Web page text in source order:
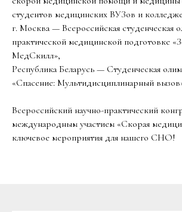
студентов медицинских ВУЗов и
г. Москва — Всероссийская студенческая
практической медицинской подготовке
МедСкилл»,
Республика Беларусь — Студенческая
«Спасение: Мультидисциплинарный
Всероссийский научно-практический
международным участием «Скорая
ключевое мероприятия для нашего СНО!